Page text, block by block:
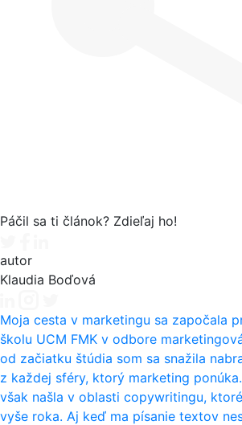
Páčil sa ti článok? Zdieľaj ho!
autor
Klaudia Boďová
Moja cesta v marketingu sa započala
školu UCM FMK v odbore
od začiatku štúdia som sa snažila
z každej sféry, ktorý marketing
však našla v oblasti copywritingu,
vyše roka. Aj keď ma písanie textov